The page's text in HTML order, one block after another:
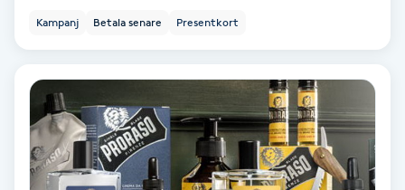
Frisör
Funktionsanalys
Kampanj Betala senare Presentkort